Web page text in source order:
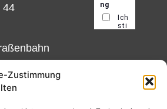
Zustimmung
44
18
12,